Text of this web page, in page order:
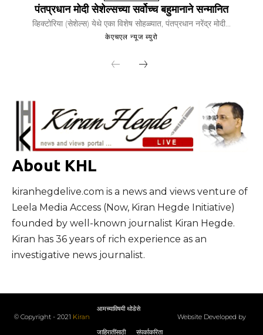
पंतप्रधान मोदी सेशेल्सच्या सर्वोच्च बहुमानाने सन्मानित
व्हिक्टोरिया (सेशेल्स) येथे एका विशेष सोहळ्यात, पंतप्रधान नरेंद्र मोदी...
केएचएल न्यूज ब्युरो
About KHL
kiranhegdelive.com is a news and views venture of
Leela Media Access (Now, Kiran Hegde Initiative)
founded by well-known journalist Kiran Hegde.
Kiran has 36 years of rich experience as an
investigative news journalist.
© Copyright - 2021 Kiran
आमच्याविषयी थोडेसे
जाहिरातींसाठी संपर्काकरिता
Website Developed by